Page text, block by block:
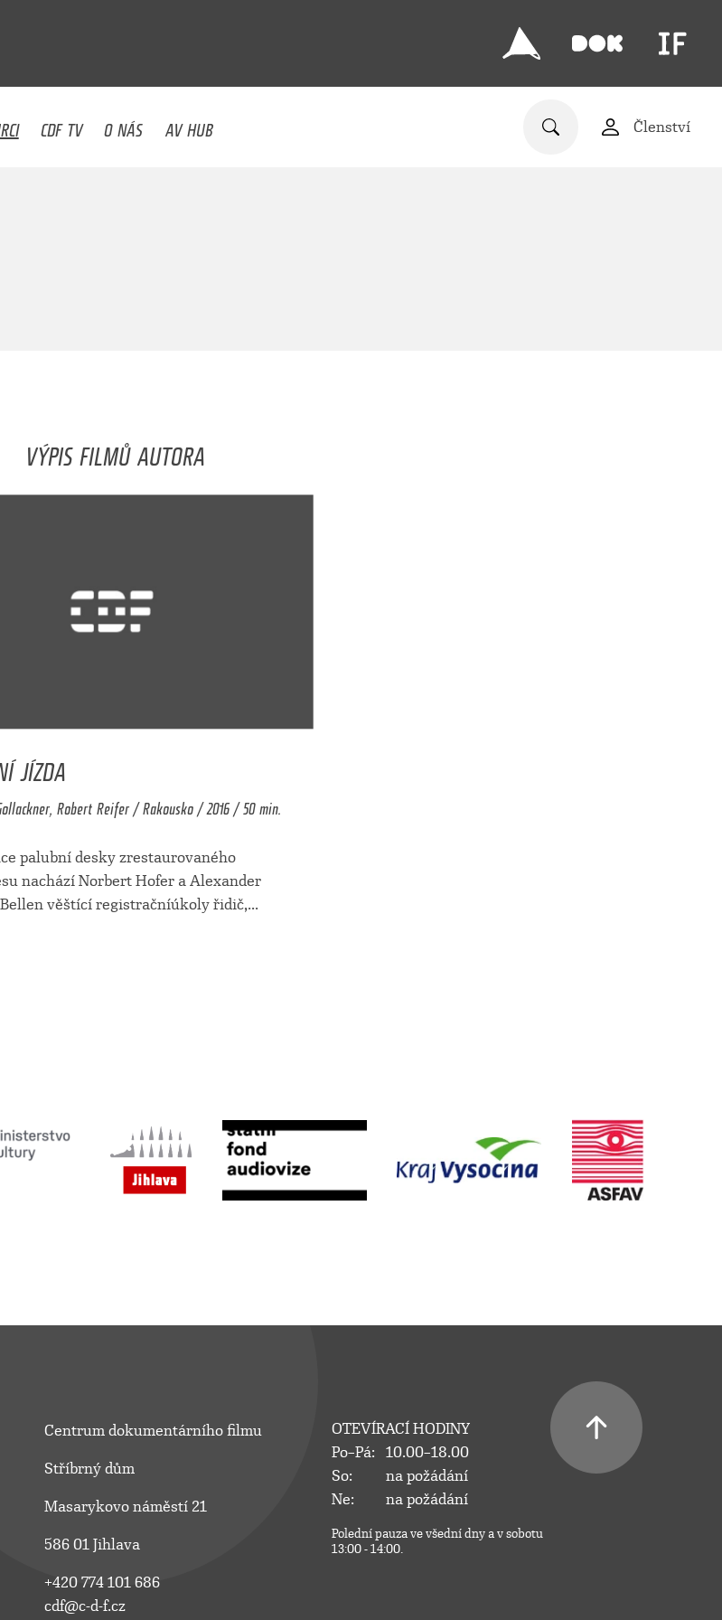
CDF TV O NÁS AV HUB Členství
VÝPIS FILMŮ AUTORA
JÍZDA
Robert Reifer / Rakousko / 2016 / 50 min.
palubní desky zrestaurovaného
nachází Norbert Hofer a Alexander
věštící registračníúkoly řidič,...
Centrum dokumentárního filmu
Stříbrný dům
Masarykovo náměstí 21
586 01 Jihlava
+420 774 101 686
cdf@c-d-f.cz
OTEVÍRACÍ HODINY
Po–Pá:
10.00–18.00
So:
na požádání
Ne:
na požádání
Polední pauza ve všední dny a v sobotu
13:00 - 14:00.